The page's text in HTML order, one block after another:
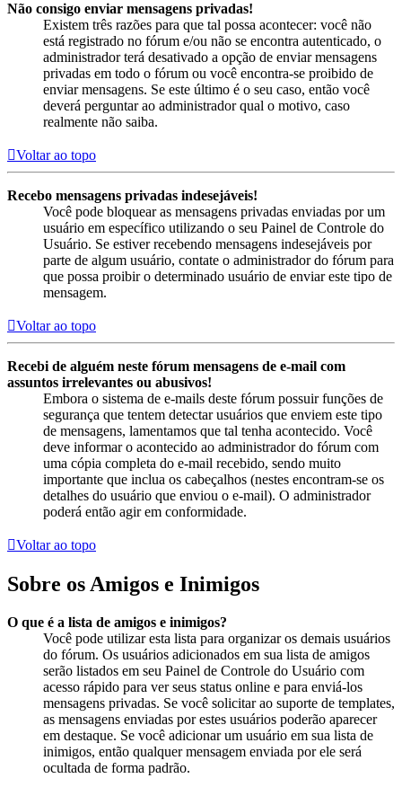
Não consigo enviar mensagens privadas!
Existem três razões para que tal possa acontecer: você não
está registrado no fórum e/ou não se encontra autenticado, o
administrador terá desativado a opção de enviar mensagens
privadas em todo o fórum ou você encontra-se proibido de
enviar mensagens. Se este último é o seu caso, então você
deverá perguntar ao administrador qual o motivo, caso
realmente não saiba.
Voltar ao topo
Recebo mensagens privadas indesejáveis!
Você pode bloquear as mensagens privadas enviadas por um
usuário em específico utilizando o seu Painel de Controle do
Usuário. Se estiver recebendo mensagens indesejáveis por
parte de algum usuário, contate o administrador do fórum para
que possa proibir o determinado usuário de enviar este tipo de
mensagem.
Voltar ao topo
Recebi de alguém neste fórum mensagens de e-mail com
assuntos irrelevantes ou abusivos!
Embora o sistema de e-mails deste fórum possuir funções de
segurança que tentem detectar usuários que enviem este tipo
de mensagens, lamentamos que tal tenha acontecido. Você
deve informar o acontecido ao administrador do fórum com
uma cópia completa do e-mail recebido, sendo muito
importante que inclua os cabeçalhos (nestes encontram-se os
detalhes do usuário que enviou o e-mail). O administrador
poderá então agir em conformidade.
Voltar ao topo
Sobre os Amigos e Inimigos
O que é a lista de amigos e inimigos?
Você pode utilizar esta lista para organizar os demais usuários
do fórum. Os usuários adicionados em sua lista de amigos
serão listados em seu Painel de Controle do Usuário com
acesso rápido para ver seus status online e para enviá-los
mensagens privadas. Se você solicitar ao suporte de templates,
as mensagens enviadas por estes usuários poderão aparecer
em destaque. Se você adicionar um usuário em sua lista de
inimigos, então qualquer mensagem enviada por ele será
ocultada de forma padrão.